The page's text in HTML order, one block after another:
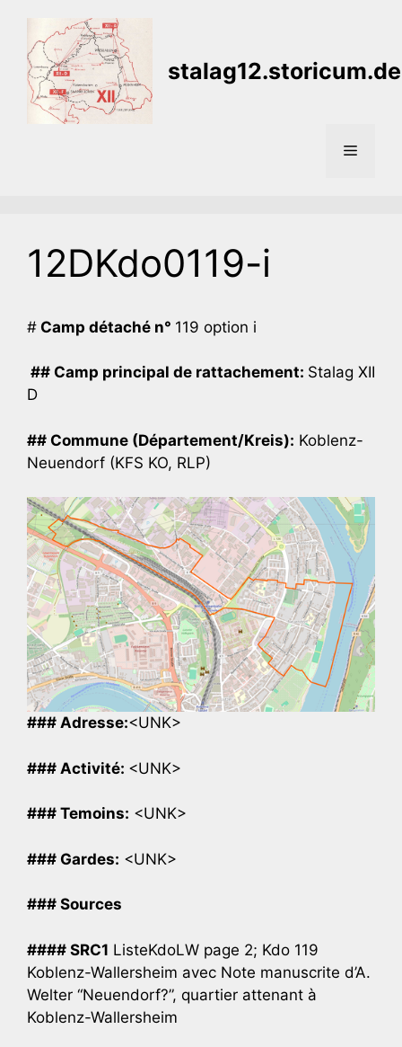
contenu
stalag12.storicum.de
Menu
12DKdo0119-i
# Camp détaché n° 119 option i
## Camp principal de rattachement: Stalag XII
D
## Commune (Département/Kreis): Koblenz-
Neuendorf (KFS KO, RLP)
### Adresse:<UNK>
### Activité: <UNK>
### Temoins: <UNK>
### Gardes: <UNK>
### Sources
#### SRC1 ListeKdoLW page 2; Kdo 119
Koblenz-Wallersheim avec Note manuscrite d’A.
Welter “Neuendorf?”, quartier attenant à
Koblenz-Wallersheim